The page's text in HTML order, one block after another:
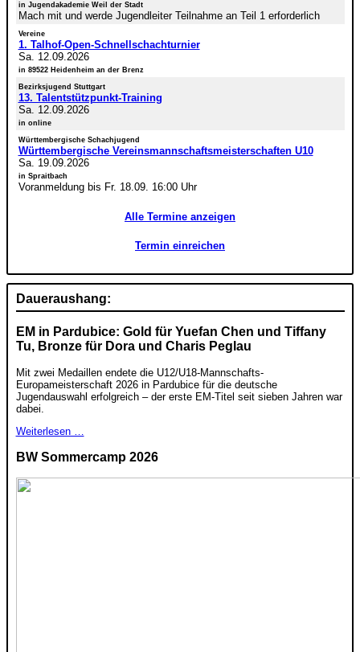
in Jugendakademie Weil der Stadt
Mach mit und werde Jugendleiter Teilnahme an Teil 1 erforderlich
Vereine
1. Talhof-Open-Schnellschachturnier
Sa. 12.09.2026
in 89522 Heidenheim an der Brenz
Bezirksjugend Stuttgart
13. Talentstützpunkt-Training
Sa. 12.09.2026
in online
Württembergische Schachjugend
Württembergische Vereinsmannschaftsmeisterschaften U10
Sa. 19.09.2026
in Spraitbach
Voranmeldung bis Fr. 18.09. 16:00 Uhr
Alle Termine anzeigen
Termin einreichen
Daueraushang:
EM in Pardubice: Gold für Yuefan Chen und Tiffany
Tu, Bronze für Dora und Charis Peglau
Mit zwei Medaillen endete die U12/U18-Mannschafts-
Europameisterschaft 2026 in Pardubice für die deutsche
Jugendauswahl erfolgreich – der erste EM-Titel seit sieben Jahren war
dabei.
Weiterlesen …
BW Sommercamp 2026